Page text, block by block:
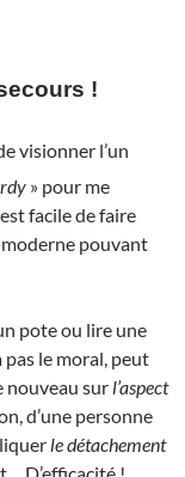
!
visionner l’un
» pour me
facile de faire
pouvant
pote ou lire une
pas le moral, peut
nouveau sur l’aspect
d’une personne
le détachement
D’efficacité !